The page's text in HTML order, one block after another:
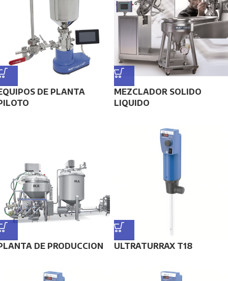
DE PLANTA
MEZCLADOR SOLIDO
LIQUIDO
DE PRODUCCION ULTRATURRAX T18